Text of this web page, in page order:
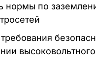
нормы по
высоковольтного